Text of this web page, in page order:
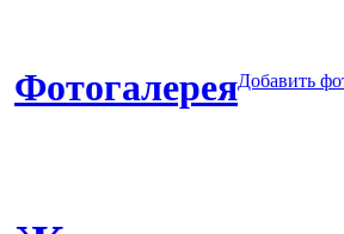
ФотогалереяДобавить